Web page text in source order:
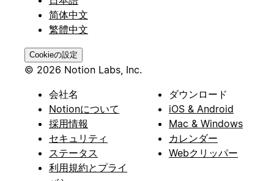
简体中文
繁體中文
Cookieの設定
© 2026 Notion Labs, Inc.
会社名
Notionについて
採用情報
セキュリティ
ステータス
利用規約とプライ
ダウンロード
iOS & Android
Mac & Windows
カレンダー
Webクリッパー